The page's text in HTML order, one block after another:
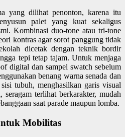
yang dilihat penonton, karena itu
palet yang kuat sekaligus
Kombinasi duo-tone atau tri-tone
kontras agar sorot panggung tidak
dicetak dengan teknik bordir
tepi tetap tajam. Untuk menjaga
digital dan sampel swatch sebelum
benang warna senada dan
tubuh, menghasilkan garis visual
seragam terlihat berkarakter, mudah
saat parade maupun lomba.
Mobilitas